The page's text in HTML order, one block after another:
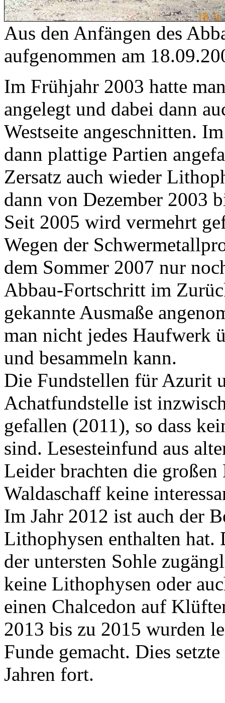
Aus den Anfängen des
aufgenommen am
Im Frühjahr 2003 hatte
angelegt und dabei dann
Westseite angeschnitten.
dann plattige Partien
Zersatz auch wieder
dann von Dezember 2003
Seit 2005 wird vermehrt
Wegen der
dem Sommer 2007 nur
Abbau-Fortschritt im
gekannte Ausmaße
man nicht jedes Haufwerk
und besammeln kann.
Die Fundstellen für Azurit
Achatfundstelle ist
gefallen (2011), so dass
sind. Lesesteinfund aus
Leider brachten die
Waldaschaff keine
Im Jahr 2012 ist auch der
Lithophysen enthalten hat.
der untersten Sohle
keine Lithophysen oder
einen Chalcedon auf
2013 bis zu 2015 wurden
Funde gemacht. Dies
Jahren fort.